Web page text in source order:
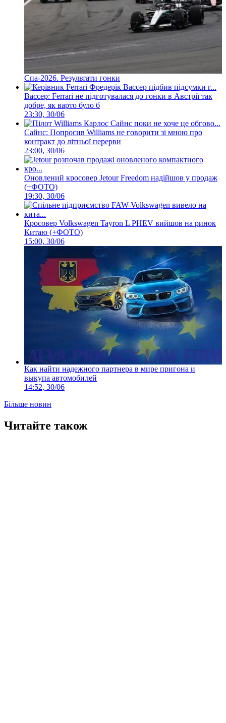
Спа-2026. Результати гонки
Вассер: Ferrari не підготувалася до гонки в Австрії так
добре, як варто було б
23:30, 30/06
Сайнс: Попросив Williams не говорити зі мною про
контракт до літньої перерви
23:00, 30/06
Оновлений кросовер Jetour Freedom надійшов у продаж
(+ФОТО)
19:30, 30/06
Кросовер Volkswagen Tayron L PHEV вийшов на ринок
Китаю (+ФОТО)
15:00, 30/06
Как найти надежного партнера в мире пригона и
выкупа автомобилей
14:52, 30/06
Більше новин
Читайте також